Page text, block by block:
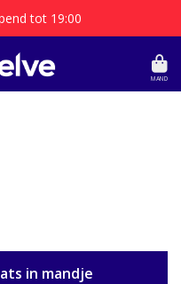
tot 19:00
MAND
in mandje